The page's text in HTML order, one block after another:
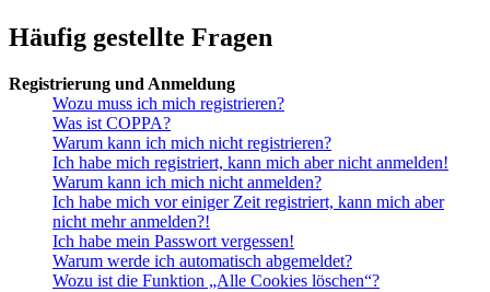
Häufig gestellte Fragen
Registrierung und Anmeldung
Wozu muss ich mich registrieren?
Was ist COPPA?
Warum kann ich mich nicht registrieren?
Ich habe mich registriert, kann mich aber nicht anmelden!
Warum kann ich mich nicht anmelden?
Ich habe mich vor einiger Zeit registriert, kann mich aber
nicht mehr anmelden?!
Ich habe mein Passwort vergessen!
Warum werde ich automatisch abgemeldet?
Wozu ist die Funktion „Alle Cookies löschen“?